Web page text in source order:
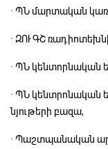
· ՊՆ մարտական
· ԶՈՒ ԳՇ
· ՊՆ կենտորնական
· ՊՆ կենտրոնական
նյութերի բազա,
· Պաշտպանական